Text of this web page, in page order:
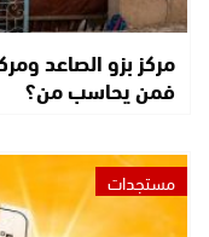
مركز بزو الصاعد
فمن يحاسب من؟
مستجدات